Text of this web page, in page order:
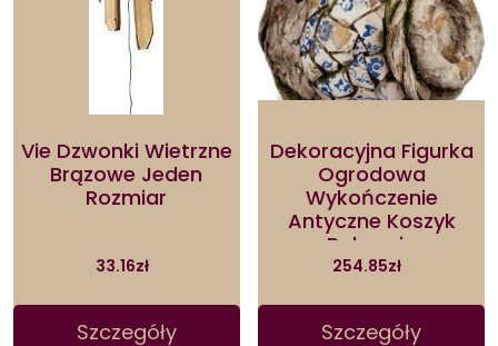
Vie Dzwonki Wietrzne
Brązowe Jeden
Rozmiar
33.16zł
Szczegóły
Dekoracyjna Figurka
Ogrodowa
Wykończenie
Antyczne Koszyk
Polyresin
23,5x35x31cm
254.85zł
Szczegóły